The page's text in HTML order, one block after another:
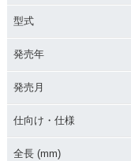
2013年 ADDRESS
型式
発売年
発売月
仕向け・仕様
全長 (mm)